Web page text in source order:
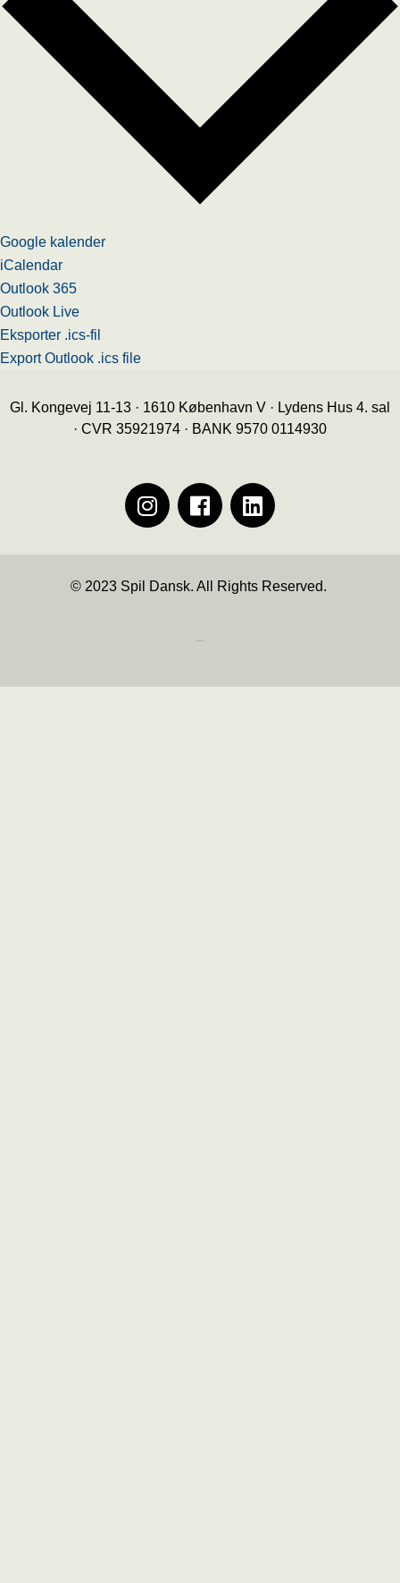
Google kalender
iCalendar
Outlook 365
Outlook Live
Eksporter .ics-fil
Export Outlook .ics file
Gl. Kongevej 11-13 · 1610 København V · Lydens Hus 4. sal
· CVR 35921974 · BANK 9570 0114930
© 2023 Spil Dansk. All Rights Reserved.